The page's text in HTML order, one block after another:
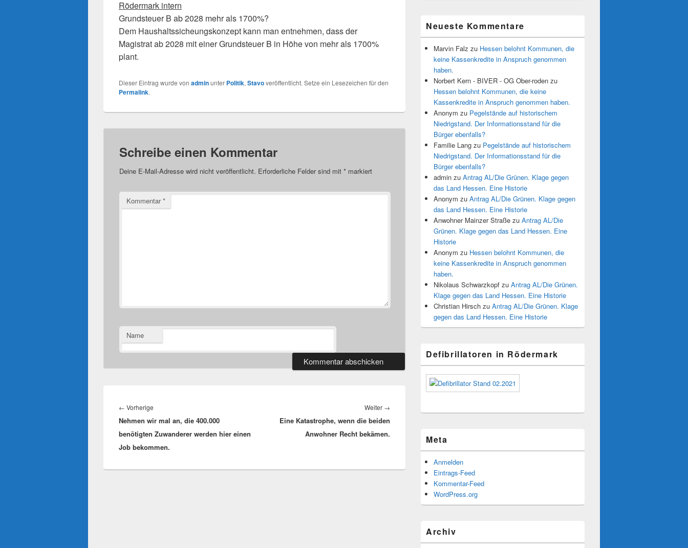
Rödermark intern
Grundsteuer B ab 2028 mehr als 1700%?
Dem Haushaltssicheungskonzept kann man entnehmen, dass der
Magistrat ab 2028 mit einer Grundsteuer B in Höhe von mehr als 1700%
plant.
Dieser Eintrag wurde von adminunter Politik, Stavoveröffentlicht. Setze ein Lesezeichen für den
Permalink.
Schreibe einen Kommentar
Deine E-Mail-Adresse wird nicht veröffentlicht. Erforderliche Felder sind mit * markiert
Kommentar*
Name
← Vorherige
Beitrag:
Nehmen wir mal an, die 400.000
benötigten Zuwanderer werden hier einen
Job bekommen.
Weiter →
Eine Katastrophe, wenn die beiden
Anwohner Recht bekämen.
Neueste Kommentare
Marvin Falz zu Hessen belohnt Kommunen, die
keine Kassenkredite in Anspruch genommen
haben.
Norbert Kern - BIVER - OG Ober-roden zu
Hessen belohnt Kommunen, die keine
Kassenkredite in Anspruch genommen haben.
Anonym zu Pegelstände auf historischem
Niedrigstand. Der Informationsstand für die
Bürger ebenfalls?
Familie Lang zu Pegelstände auf historischem
Niedrigstand. Der Informationsstand für die
Bürger ebenfalls?
admin zu Antrag AL/Die Grünen. Klage gegen
das Land Hessen. Eine Historie
Anonym zu Antrag AL/Die Grünen. Klage gegen
das Land Hessen. Eine Historie
Anwohner Mainzer Straße zu Antrag AL/Die
Grünen. Klage gegen das Land Hessen. Eine
Historie
Anonym zu Hessen belohnt Kommunen, die
keine Kassenkredite in Anspruch genommen
haben.
Nikolaus Schwarzkopf zu Antrag AL/Die Grünen.
Klage gegen das Land Hessen. Eine Historie
Christian Hirsch zu Antrag AL/Die Grünen. Klage
gegen das Land Hessen. Eine Historie
Defibrillatoren in Rödermark
Meta
Anmelden
Eintrags-Feed
Kommentar-Feed
WordPress.org
Archiv